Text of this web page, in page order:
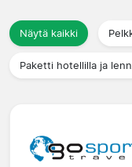
Matkatoimistoja
Näytä kaikki
Paketti hotellilla ja